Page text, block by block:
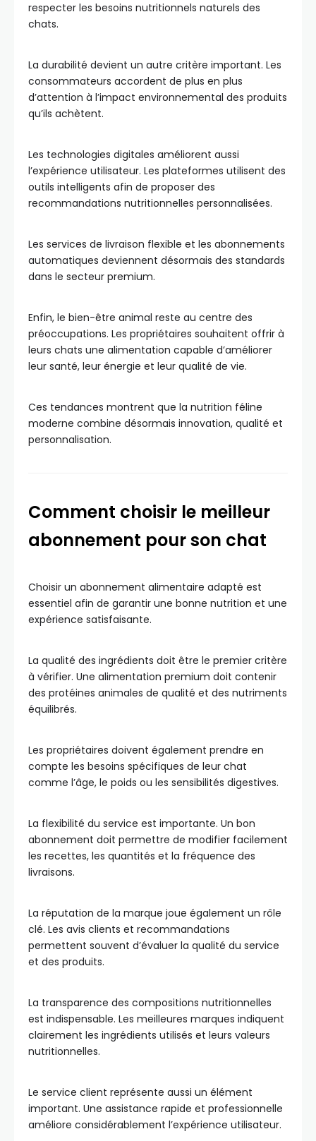
respecter les besoins nutritionnels naturels des
chats.
La durabilité devient un autre critère important. Les
consommateurs accordent de plus en plus
d’attention à l’impact environnemental des produits
qu’ils achètent.
Les technologies digitales améliorent aussi
l’expérience utilisateur. Les plateformes utilisent des
outils intelligents afin de proposer des
recommandations nutritionnelles personnalisées.
Les services de livraison flexible et les abonnements
automatiques deviennent désormais des standards
dans le secteur premium.
Enfin, le bien-être animal reste au centre des
préoccupations. Les propriétaires souhaitent offrir à
leurs chats une alimentation capable d’améliorer
leur santé, leur énergie et leur qualité de vie.
Ces tendances montrent que la nutrition féline
moderne combine désormais innovation, qualité et
personnalisation.
Comment choisir le meilleur
abonnement pour son chat
Choisir un abonnement alimentaire adapté est
essentiel afin de garantir une bonne nutrition et une
expérience satisfaisante.
La qualité des ingrédients doit être le premier critère
à vérifier. Une alimentation premium doit contenir
des protéines animales de qualité et des nutriments
équilibrés.
Les propriétaires doivent également prendre en
compte les besoins spécifiques de leur chat
comme l’âge, le poids ou les sensibilités digestives.
La flexibilité du service est importante. Un bon
abonnement doit permettre de modifier facilement
les recettes, les quantités et la fréquence des
livraisons.
La réputation de la marque joue également un rôle
clé. Les avis clients et recommandations
permettent souvent d’évaluer la qualité du service
et des produits.
La transparence des compositions nutritionnelles
est indispensable. Les meilleures marques indiquent
clairement les ingrédients utilisés et leurs valeurs
nutritionnelles.
Le service client représente aussi un élément
important. Une assistance rapide et professionnelle
améliore considérablement l’expérience utilisateur.